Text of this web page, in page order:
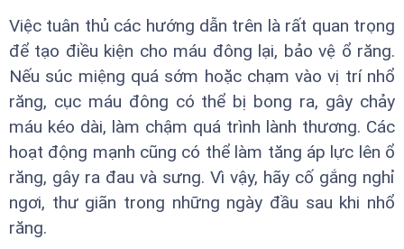
Việc tuân thủ các hướng dẫn trên là rất quan trọng
để tạo điều kiện cho máu đông lại, bảo vệ ổ răng.
Nếu súc miệng quá sớm hoặc chạm vào vị trí nhổ
răng, cục máu đông có thể bị bong ra, gây chảy
máu kéo dài, làm chậm quá trình lành thương. Các
hoạt động mạnh cũng có thể làm tăng áp lực lên ổ
răng, gây ra đau và sưng. Vì vậy, hãy cố gắng nghỉ
ngơi, thư giãn trong những ngày đầu sau khi nhổ
răng.